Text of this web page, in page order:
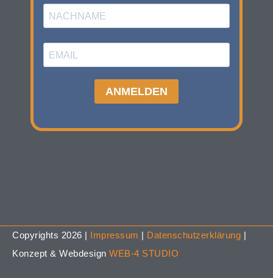
Copyrights 2026 | Impressum | Datenschutzerklärung |
Konzept & Webdesign WEB-4 STUDIO